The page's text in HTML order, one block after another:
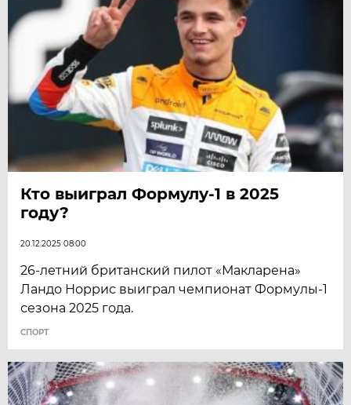
Кто выиграл Формулу-1 в 2025
году?
20.12.2025 08:00
26-летний британский пилот «Макларена»
Ландо Норрис выиграл чемпионат Формулы-1
сезона 2025 года.
СПОРТ